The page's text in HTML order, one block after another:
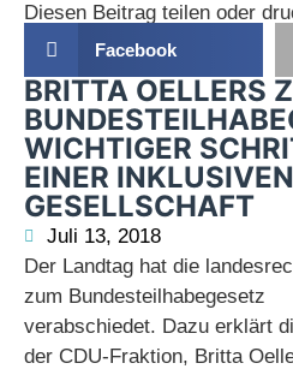
BRITTA OELLERS
WICHTIGER
EINER INKLUSIVEN
GESELLSCHAFT
Juli 13, 2018
Der Landtag hat die
zum Bundesteilhabegesetz
verabschiedet. Dazu erklärt
der CDU-Fraktion, Britta
Diesen Beitrag teilen oder
Facebook